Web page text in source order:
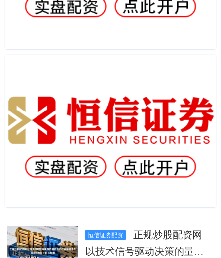
恒信证券配资
以技术信号驱动决策的量化